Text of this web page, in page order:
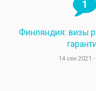
1
Финляндия: визы
14 сен 2021